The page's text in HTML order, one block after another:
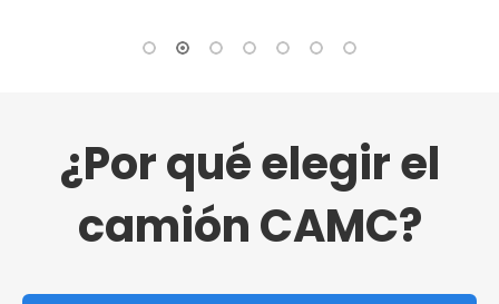
¿Por qué elegir el
camión CAMC?